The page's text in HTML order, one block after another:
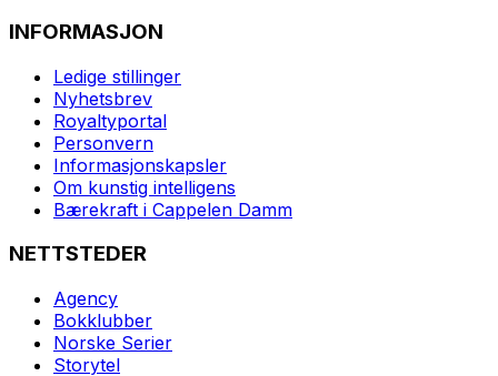
INFORMASJON
Ledige stillinger
Nyhetsbrev
Royaltyportal
Personvern
Informasjonskapsler
Om kunstig intelligens
Bærekraft i Cappelen Damm
NETTSTEDER
Agency
Bokklubber
Norske Serier
Storytel